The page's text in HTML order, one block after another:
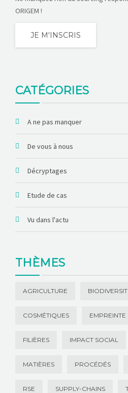
ORIGEM !
JE M'INSCRIS
CATÉGORIES
A ne pas manquer
De vous à nous
Décryptages
Etude de cas
Vu dans l'actu
THÈMES
AGRICULTURE
COSMÉTIQUES
FILIÈRES IMPACT SOCIAL
MATIÈRES PROCÉDÉS
RSE SUPPLY-CHAINS